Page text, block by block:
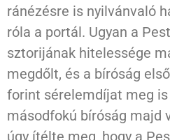
ránézésre is nyilvánvaló
róla a portál. Ugyan a
sztorijának hitelessége
megdőlt, és a bíróság
forint sérelemdíjat meg
másodfokú bíróság majd